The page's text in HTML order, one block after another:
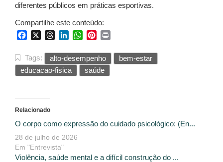
diferentes públicos em práticas esportivas.
Compartilhe este conteúdo:
FacebookThreadsLinkedInWhatsApp
Pinterest
Tags: alto-desempenho
bem-estar
educacao-fisica
saúde
Relacionado
O corpo como expressão do cuidado psicológico: (En...
28 de julho de 2026
Em "Entrevista"
Violência, saúde mental e a difícil construção do ...